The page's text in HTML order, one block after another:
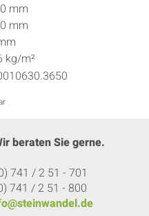
mm
mm
kg/m²
beraten Sie gerne.
741 / 2 51 - 701
741 / 2 51 - 800